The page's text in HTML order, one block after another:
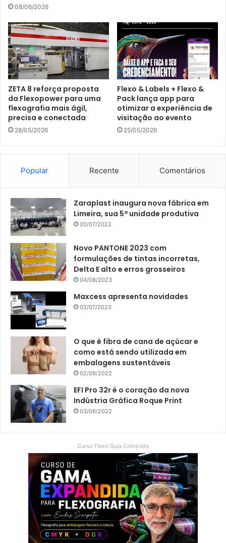
08/06/2026
ZETA 8 reforça proposta
da Flexopower para uma
flexografia mais ágil,
precisa e conectada
28/05/2026
Flexo & Labels + Flexo &
Pack lança app para
otimizar a experiência de
visitação ao evento
25/05/2026
Popular Recente Comentários
Zaraplast inaugura nova fábrica em
Limeira, sua 5ª unidade produtiva
20/07/2022
Novo PANTONE 2023 com
formulações de tintas incorretas,
Delta E alto e erros grosseiros
04/08/2023
Maxcess apresenta novidades
02/07/2023
O que é fibra de cana de açúcar e
como está sendo utilizada em
embalagens sustentáveis
02/09/2022
EFI Pro 32r é o coração da nova
Indústria Gráfica Roque Print
03/06/2022
Curso Flexo Guia Completo